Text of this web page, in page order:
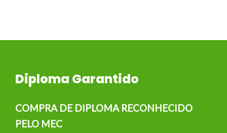
Diploma Garantido
COMPRA DE DIPLOMA RECONHECIDO
PELO MEC